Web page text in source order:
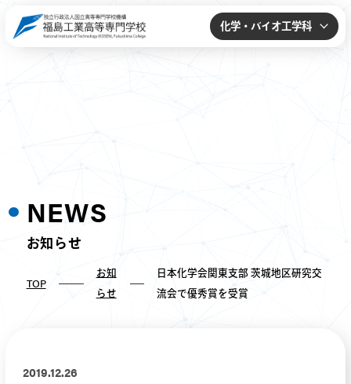
化学・バイオ工学科
NEWS
お知らせ
TOP
お知
らせ
日本化学会関東支部 茨城地区研究交
流会で優秀賞を受賞
2019.12.26